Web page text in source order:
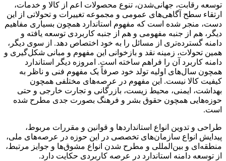
توسعه رقابت، جهانی‌شدن، تنوع محصولات اعم از کالا و خدمات،
ارتقاء سطح آگاهی‌های عمومی و مجموعه تغییرات و تحولاتی از این
دست، منجر شده است که مفهوم استاندارد همچون بسیاری مفاهیم
دیگر، هم از جنبه مفهومی و هم از جنبه کاربردی توسعه یافته و
دامنه گسترده‌تری از مسائل را به خود اختصاص دهد. از سوی دیگر،
همین تحولات، زمینه نقد و بازخوانی این مفهوم و مبانی شکل‌گیری و
دامنه کاربرد آن را فراهم ساخته است. امروزه دیگر استاندارد
همچون سال‌های اولیه تولد خود صرفاً یک مفهوم فنی و ناظر به
کیفیت کالا نیست. این مفهوم در عرصه‌های مختلفی همچون
بهداشت، ایمنی، محیط زیست، بازرگانی و تجارت خارجی و حتی
حوزه‌هایی همچون حقوق بشر و فرهنگ بصورت جدی مطرح شده
است.
طراحی و تدوین انواع استانداردها و قوانین و مقررات مربوط،
پیدایش انواع سازمان‌های تخصصی در این حوزه در عرصه‌های ملی،
منطقه‌ای و بین‌المللی و مطرح شدن انواع مشوق‌ها و جوایز مرتبط،
از توسعه دامنه استاندارد در عرصه کاربردی حکایت دارد.